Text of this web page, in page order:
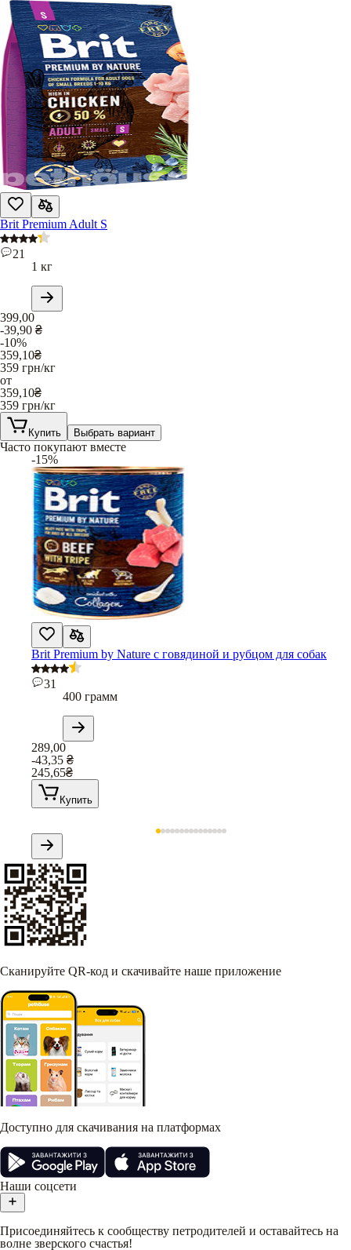
Brit Premium Adult S
21
1 кг
399,00
-39,90 ₴
-10%
359,10₴
359 грн/кг
от
359,10₴
359 грн/кг
Купить Выбрать вариант
Часто покупают вместе
-15%
Brit Premium by Nature с говядиной и рубцом для собак
31
400 грамм
289,00
-43,35 ₴
245,65₴
Купить
Сканируйте QR-код и скачивайте наше приложение
Доступно для скачивания на платформах
Наши соцсети
Присоединяйтесь к сообществу петродителей и оставайтесь на
волне зверского счастья!